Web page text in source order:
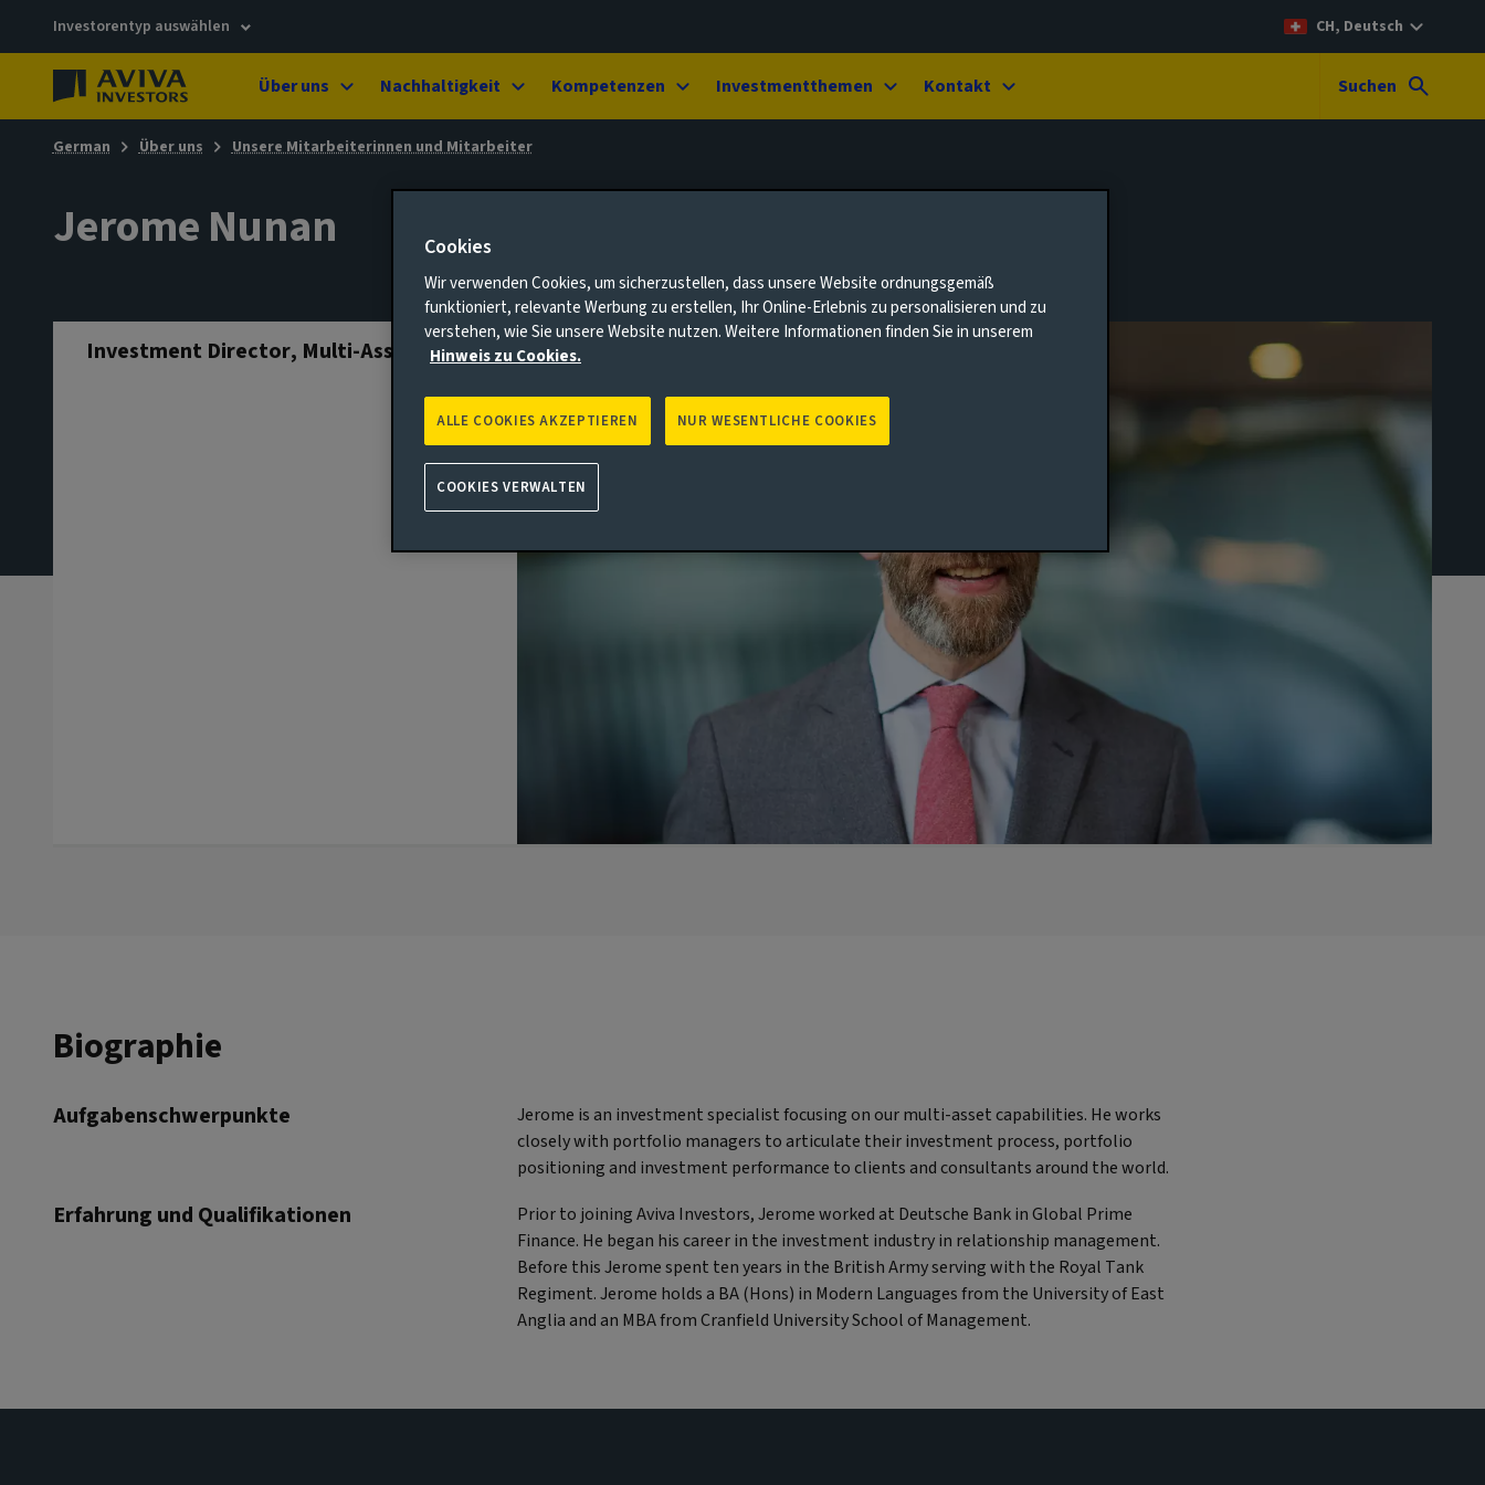
Investorentyp auswählen CH, Deutsch
Über uns Nachhaltigkeit Kompetenzen Investmentthemen Kontakt Suchen
German Über uns Unsere Mitarbeiterinnen und Mitarbeiter
Jerome Nunan
Investment Director, Multi-Asset
Biographie
Aufgabenschwerpunkte
Jerome is an investment specialist focusing on our multi-asset capabilities. He works
closely with portfolio managers to articulate their investment process, portfolio
positioning and investment performance to clients and consultants around the world.
Erfahrung und Qualifikationen
Prior to joining Aviva Investors, Jerome worked at Deutsche Bank in Global Prime
Finance. He began his career in the investment industry in relationship management.
Before this Jerome spent ten years in the British Army serving with the Royal Tank
Regiment. Jerome holds a BA (Hons) in Modern Languages from the University of East
Anglia and an MBA from Cranfield University School of Management.
Cookies
Wir verwenden Cookies, um sicherzustellen, dass unsere Website ordnungsgemäß
funktioniert, relevante Werbung zu erstellen, Ihr Online-Erlebnis zu personalisieren und zu
verstehen, wie Sie unsere Website nutzen. Weitere Informationen finden Sie in unserem
Hinweis zu Cookies.
NUR WESENTLICHE COOKIES
ALLE COOKIES AKZEPTIEREN
COOKIES VERWALTEN